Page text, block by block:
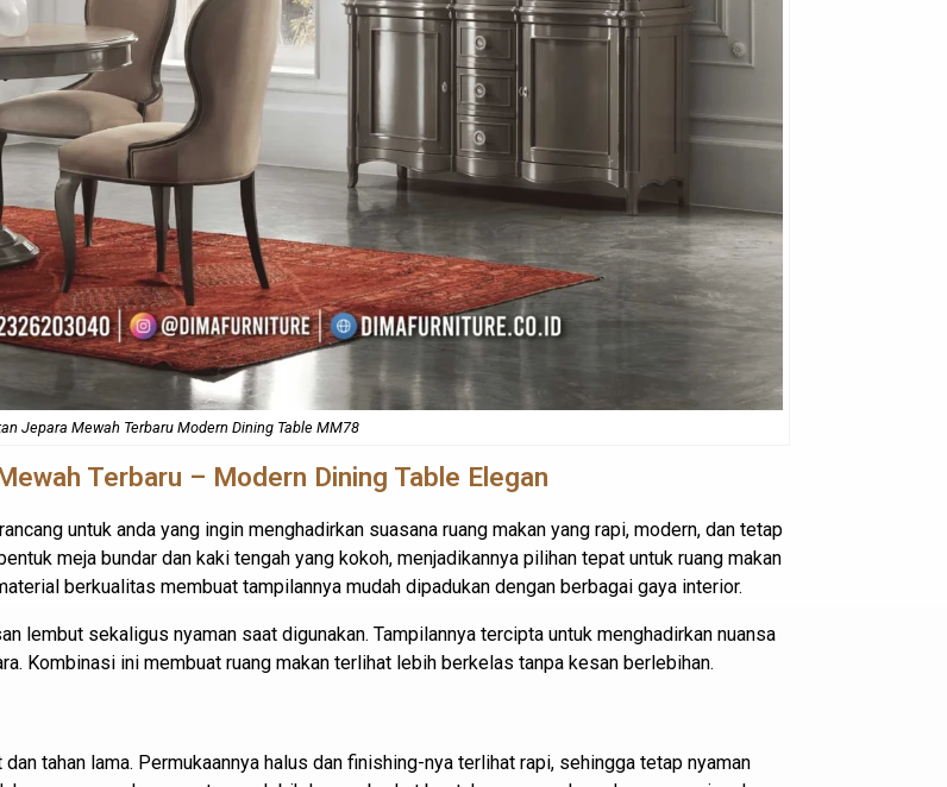
Jepara Mewah Terbaru Modern Dining Table MM78
Terbaru – Modern Dining Table Elegan
untuk anda yang ingin menghadirkan suasana ruang makan yang rapi, modern, dan tetap
meja bundar dan kaki tengah yang kokoh, menjadikannya pilihan tepat untuk ruang makan
berkualitas membuat tampilannya mudah dipadukan dengan berbagai gaya interior.
lembut sekaligus nyaman saat digunakan. Tampilannya tercipta untuk menghadirkan nuansa
Kombinasi ini membuat ruang makan terlihat lebih berkelas tanpa kesan berlebihan.
tahan lama. Permukaannya halus dan finishing-nya terlihat rapi, sehingga tetap nyaman